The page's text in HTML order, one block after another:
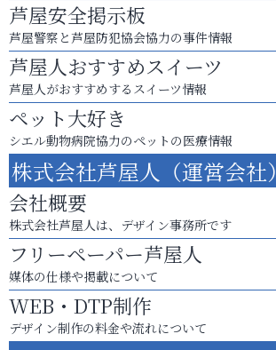
芦屋安全掲示板
芦屋警察と芦屋防犯協会協力の事件情報
芦屋人おすすめスイーツ
芦屋人がおすすめするスイーツ情報
ペット大好き
シエル動物病院協力のペットの医療情報
株式会社芦屋人（運営会社）
会社概要
株式会社芦屋人は、デザイン事務所です
フリーペーパー芦屋人
媒体の仕様や掲載について
WEB・DTP制作
デザイン制作の料金や流れについて